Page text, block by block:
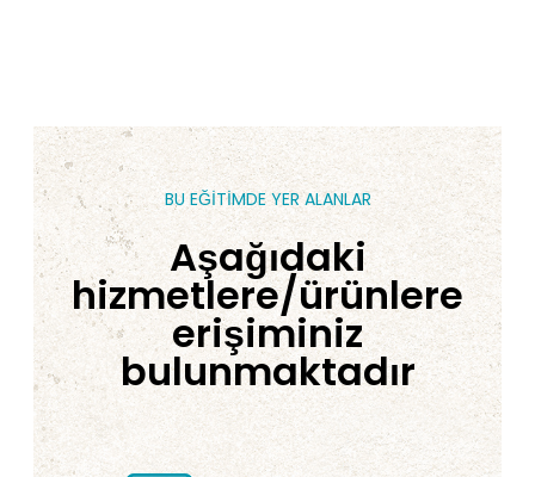
BU EĞİTİMDE YER ALANLAR
Aşağıdaki
hizmetlere/ürünlere
erişiminiz
bulunmaktadır